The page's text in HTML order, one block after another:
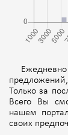
Только за
Всего Вы
нашем
своих